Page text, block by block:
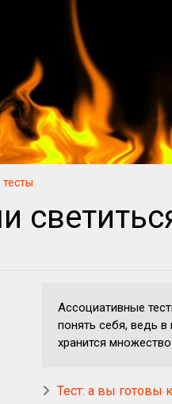
тесты
Ассоциативные
понять себя, ведь
хранится
Тест: а вы готовы